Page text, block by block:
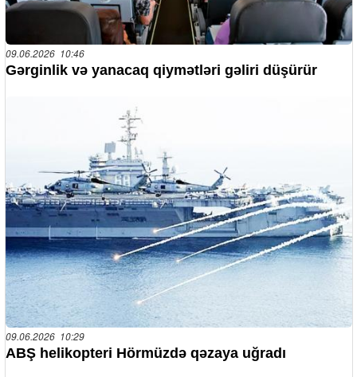
09.06.2026 10:46
Gərginlik və yanacaq qiymətləri gəliri düşürür
09.06.2026 10:29
ABŞ helikopteri Hörmüzdə qəzaya uğradı